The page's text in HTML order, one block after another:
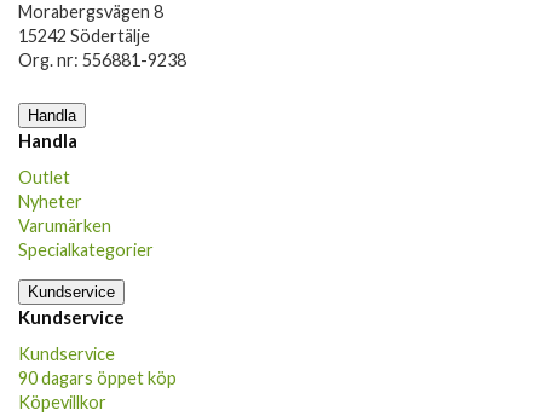
Morabergsvägen 8
15242 Södertälje
Org. nr: 556881-9238
Handla
Handla
Outlet
Nyheter
Varumärken
Specialkategorier
Kundservice
Kundservice
Kundservice
90 dagars öppet köp
Köpevillkor